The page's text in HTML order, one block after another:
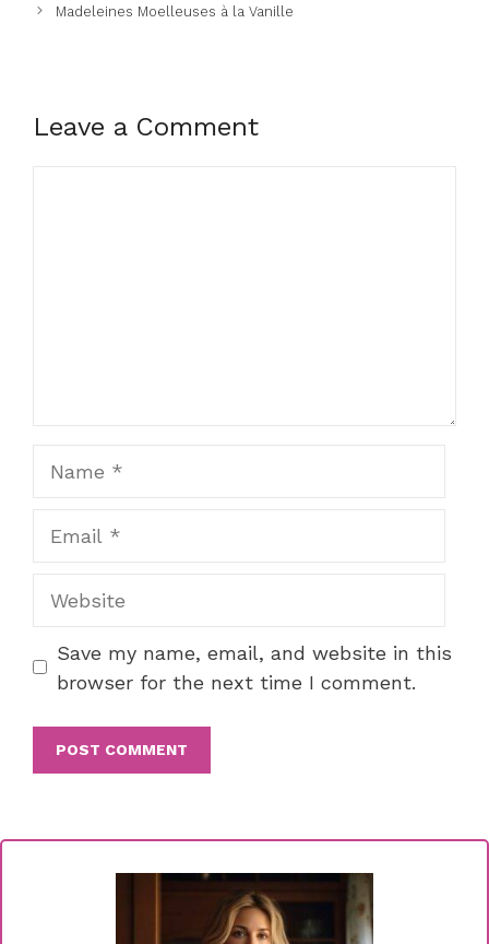
Madeleines Moelleuses à la Vanille
Leave a Comment
Save my name, email, and website in this
browser for the next time I comment.